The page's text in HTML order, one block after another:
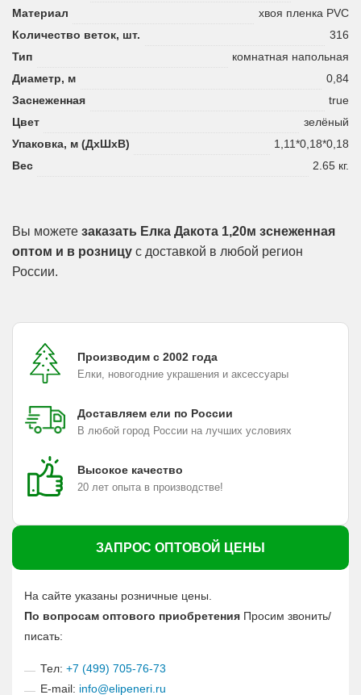
Материал
хвоя пленка PVC
Количество веток, шт.
316
Тип
комнатная напольная
Диаметр, м
0,84
Заснеженная
true
Цвет
зелёный
Упаковка, м (ДхШхВ)
1,11*0,18*0,18
Вес
2.65 кг.
Вы можете заказать Елка Дакота 1,20м зснеженная
оптом и в розницу с доставкой в любой регион
России.
Производим с 2002 года
Елки, новогодние украшения и аксессуары
Доставляем ели по России
В любой город России на лучших условиях
Высокое качество
20 лет опыта в производстве!
ЗАПРОС ОПТОВОЙ ЦЕНЫ
На сайте указаны розничные цены.
По вопросам оптового приобретения Просим звонить/
писать:
Тел: +7 (499) 705-76-73
E-mail: info@elipeneri.ru